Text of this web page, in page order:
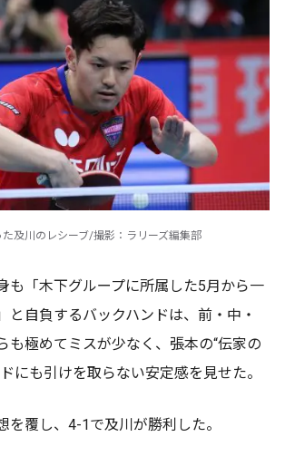
及川のレシーブ/撮影：ラリーズ編集部
も「木下グループに所属した5月から一
と自負するバックハンドは、前・中・
も極めてミスが少なく、張本の“伝家の
にも引けを取らない安定感を見せた。
を覆し、4-1で及川が勝利した。